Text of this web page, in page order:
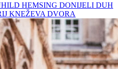
HEMSING DONIJELI DUH
KNEŽEVA DVORA